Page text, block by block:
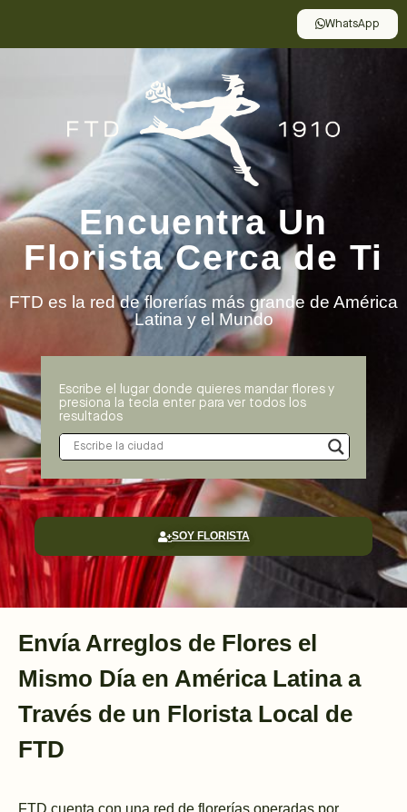
WhatsApp
Encuentra Un
Florista Cerca de Ti
FTD es la red de florerías más grande de América
Latina y el Mundo
Escribe el lugar donde quieres mandar flores y
presiona la tecla enter para ver todos los
resultados
SOY FLORISTA
Envía Arreglos de Flores el
Mismo Día en América Latina a
Través de un Florista Local de
FTD
FTD cuenta con una red de florerías operadas por